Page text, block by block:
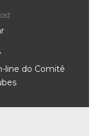
line do Comitê